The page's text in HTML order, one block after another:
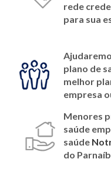
rede
para sua
plano de
melhor
empresa
Menores
saúde
saúde
do